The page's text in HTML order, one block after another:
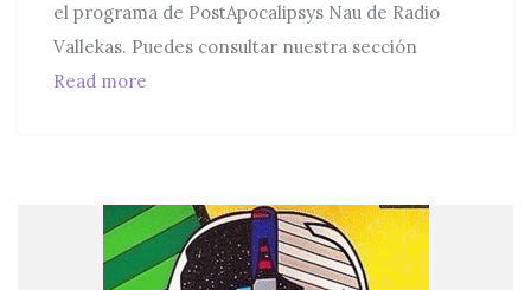
el programa de PostApocalipsys Nau de Radio
Vallekas. Puedes consultar nuestra sección
Read more